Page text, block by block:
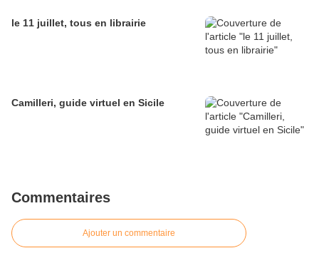
le 11 juillet, tous en librairie
Camilleri, guide virtuel en Sicile
Commentaires
Ajouter un commentaire